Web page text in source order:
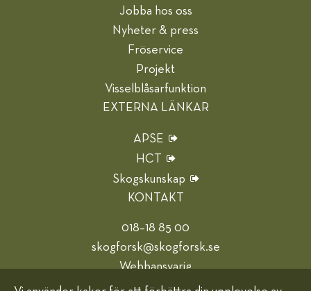
Jobba hos oss
Nyheter & press
Fröservice
Projekt
Visselblåsarfunktion
EXTERNA LÄNKAR
APSE
HCT
Skogskunskap
KONTAKT
018–18 85 00
skogforsk@skogforsk.se
Webbansvarig